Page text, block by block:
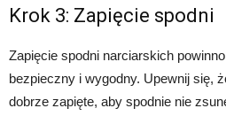
Krok 3: Zapięcie spodni
Zapięcie spodni narciarskich
bezpieczny i wygodny. Upewnij się,
dobrze zapięte, aby spodnie nie